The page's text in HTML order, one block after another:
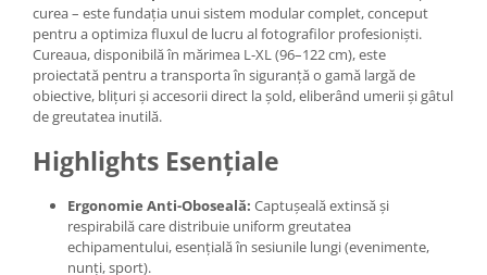
Recordere audio digitale
Acumulatori si baterii
Acumulatori Foto
Acumulatori AA/AAA (R6/R3)) si
Baterii
Incarcatoare acumulatori Foto-
Huse protectie acumulatori foto
curea – este fundația unui sistem modular complet, conceput
pentru a optimiza fluxul de lucru al fotografilor profesioniști.
Cureaua, disponibilă în mărimea L-XL (96–122 cm), este
proiectată pentru a transporta în siguranță o gamă largă de
obiective, blițuri și accesorii direct la șold, eliberând umerii și gâtul
de greutatea inutilă.
Highlights Esențiale
Ergonomie Anti-Oboseală: Captușeală extinsă și
respirabilă care distribuie uniform greutatea
echipamentului, esențială în sesiunile lungi (evenimente,
nunți, sport).